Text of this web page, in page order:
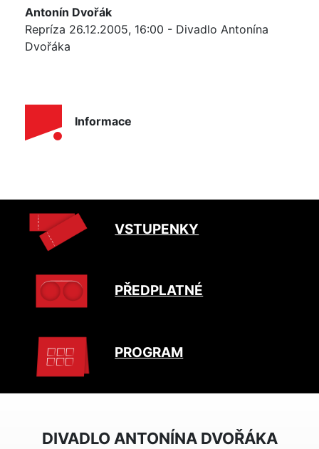
Antonín Dvořák
Repríza 26.12.2005, 16:00 - Divadlo Antonína
Dvořáka
Informace
VSTUPENKY
PŘEDPLATNÉ
PROGRAM
DIVADLO ANTONÍNA DVOŘÁKA